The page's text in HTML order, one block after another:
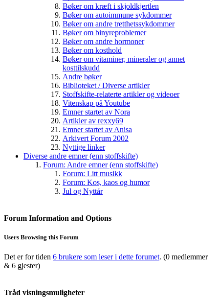
Bøker om kræft i skjoldkjertlen
Bøker om autoimmune sykdommer
Bøker om andre tretthetssykdommer
Bøker om binyreproblemer
Bøker om andre hormoner
Bøker om kosthold
Bøker om vitaminer, mineraler og annet
kosttilskudd
Andre bøker
Biblioteket / Diverse artikler
Stoffskifte-relaterte artikler og videoer
Vitenskap på Youtube
Emner startet av Nora
Artikler av rexxy69
Emner startet av Anisa
Arkivert Forum 2002
Nyttige linker
Diverse andre emner (enn stoffskifte)
Forum: Andre emner (enn stoffskifte)
Forum: Litt musikk
Forum: Kos, kaos og humor
Jul og Nyttår
Forum Information and Options
Users Browsing this Forum
Det er for tiden 6 brukere som leser i dette forumet. (0 medlemmer
& 6 gjester)
Tråd visningsmuligheter